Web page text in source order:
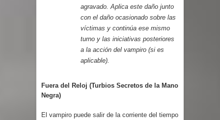
agravado. Aplica este daño junto
con el daño ocasionado sobre las
víctimas y continúa ese mismo
turno y las iniciativas posteriores
a la acción del vampiro (si es
aplicable).
Fuera del Reloj (Turbios Secretos de la Mano
Negra)
El vampiro puede salir de la corriente del tiempo